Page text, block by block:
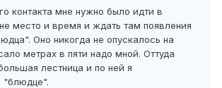
контакта мне нужно было идти в
место и время и ждать там появления
Оно никогда не опускалось на
метрах в пяти надо мной. Оттуда
лестница и по ней я
"блюдце".